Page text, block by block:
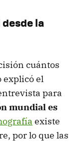
la
cuántos
explicó el
para
mundial es
existe
por lo que las